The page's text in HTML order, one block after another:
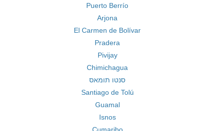
Puerto Berrío
Arjona
El Carmen de Bolívar
Pradera
Pivijay
Chimichagua
סנטו תומאס
Santiago de Tolú
Guamal
Isnos